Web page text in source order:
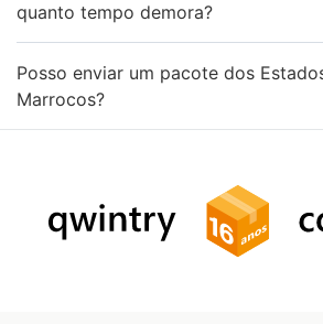
quanto tempo demora?
Posso enviar um pacote dos
Marrocos?